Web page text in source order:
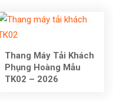
Thang Máy Tải Khách
Phụng Hoàng Mẫu
TK02 – 2026